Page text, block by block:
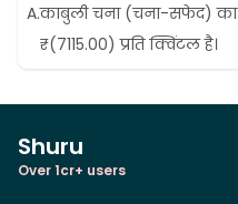
A.काबुली चना (चना-सफेद)
₹(7115.00) प्रति क्विंटल है।
Shuru
Over 1cr+ users